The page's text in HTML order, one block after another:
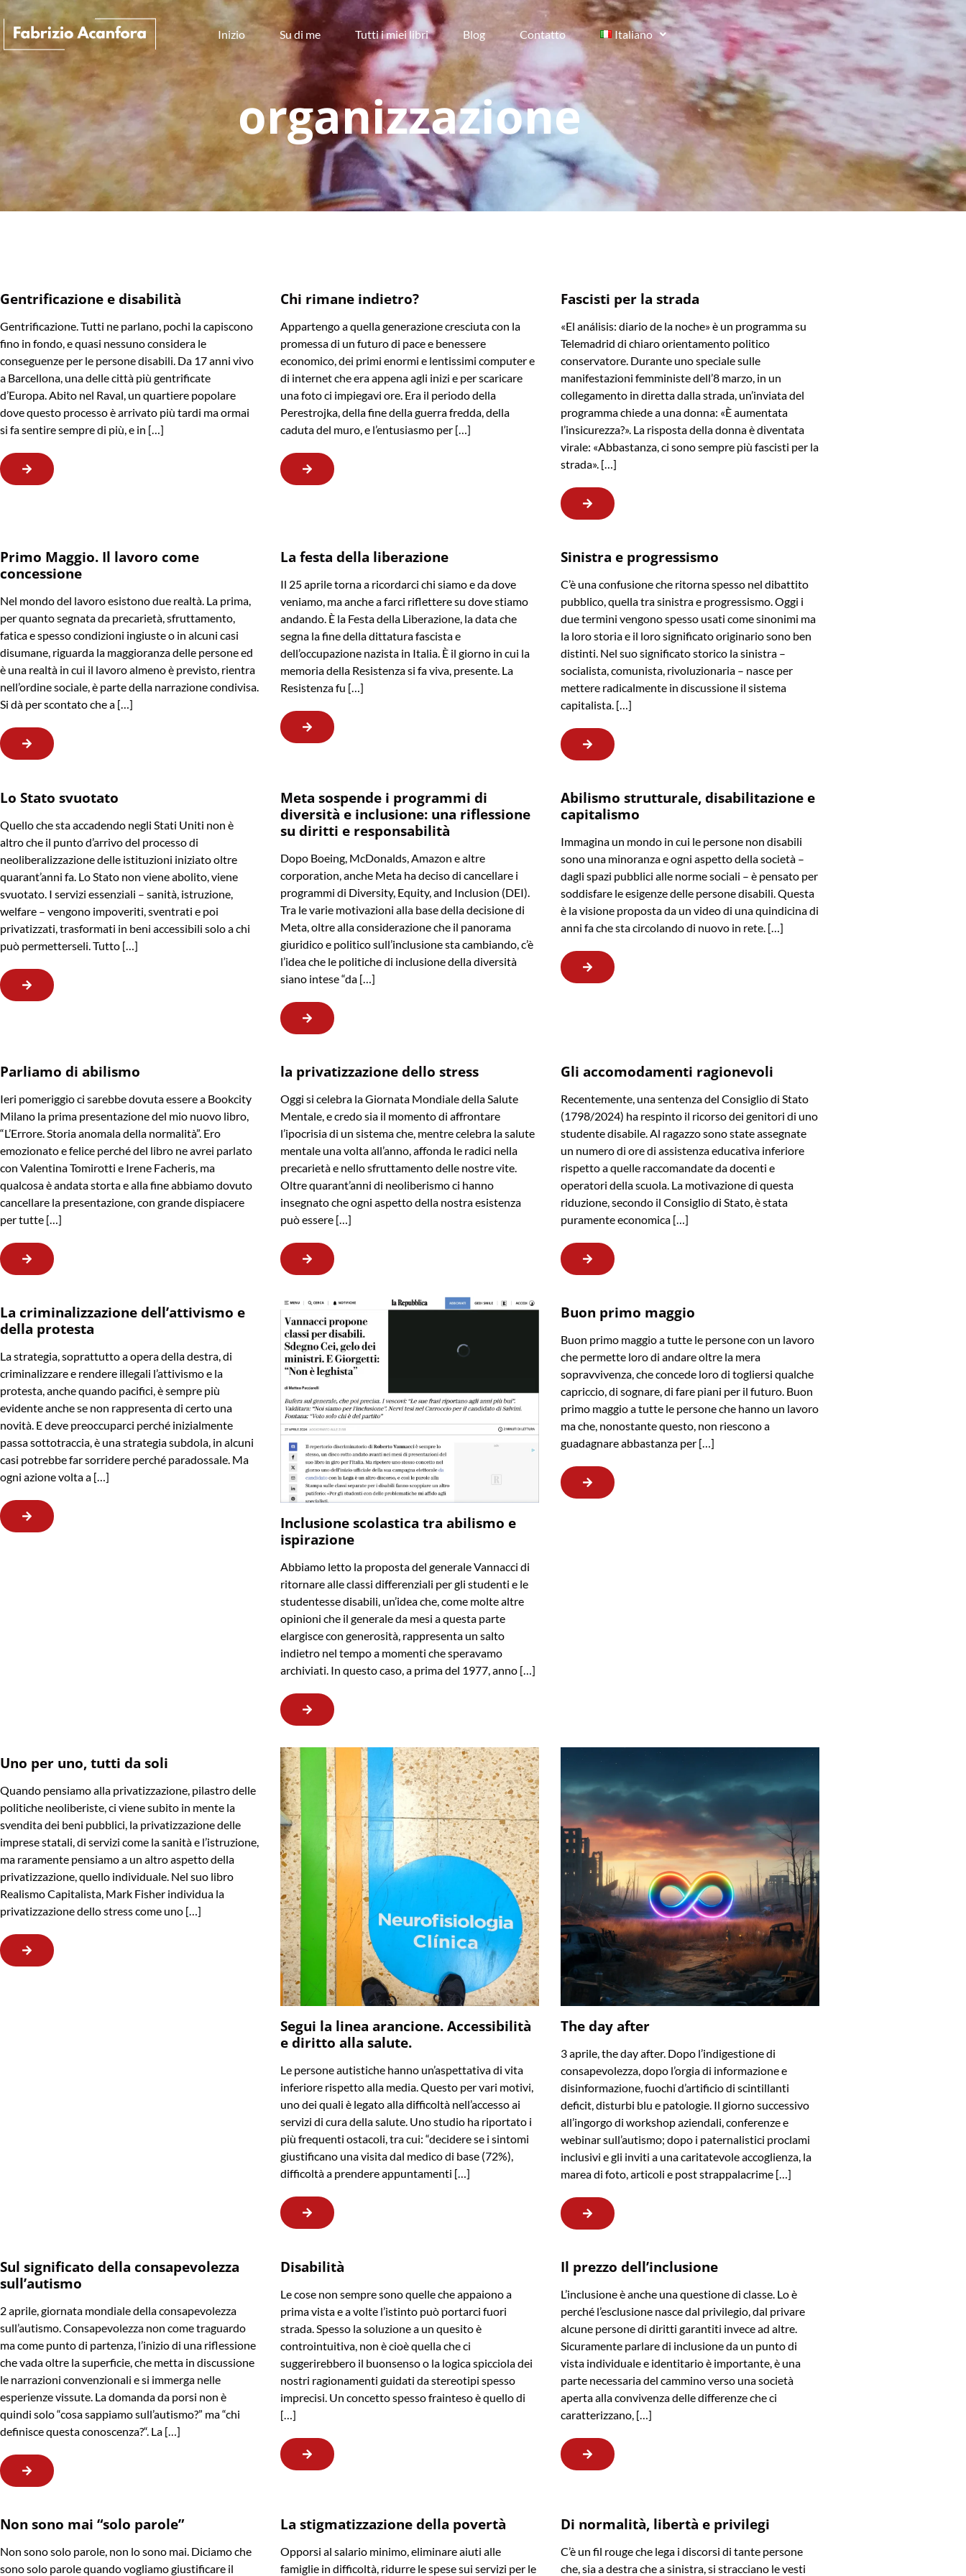
Inizio Su di me Tutti i miei libri Blog Contatto Italiano
organizzazione
Gentrificazione e disabilità
Gentrificazione. Tutti ne parlano, pochi la capiscono
fino in fondo, e quasi nessuno considera le
conseguenze per le persone disabili. Da 17 anni vivo
a Barcellona, una delle città più gentrificate
d’Europa. Abito nel Raval, un quartiere popolare
dove questo processo è arrivato più tardi ma ormai
si fa sentire sempre di più, e in […]
Chi rimane indietro?
Appartengo a quella generazione cresciuta con la
promessa di un futuro di pace e benessere
economico, dei primi enormi e lentissimi computer e
di internet che era appena agli inizi e per scaricare
una foto ci impiegavi ore. Era il periodo della
Perestrojka, della fine della guerra fredda, della
caduta del muro, e l’entusiasmo per […]
Fascisti per la strada
«El análisis: diario de la noche» è un programma su
Telemadrid di chiaro orientamento politico
conservatore. Durante uno speciale sulle
manifestazioni femministe dell’8 marzo, in un
collegamento in diretta dalla strada, un’inviata del
programma chiede a una donna: «È aumentata
l’insicurezza?». La risposta della donna è diventata
virale: «Abbastanza, ci sono sempre più fascisti per la
strada». […]
Primo Maggio. Il lavoro come
concessione
Nel mondo del lavoro esistono due realtà. La prima,
per quanto segnata da precarietà, sfruttamento,
fatica e spesso condizioni ingiuste o in alcuni casi
disumane, riguarda la maggioranza delle persone ed
è una realtà in cui il lavoro almeno è previsto, rientra
nell’ordine sociale, è parte della narrazione condivisa.
Si dà per scontato che a […]
La festa della liberazione
Il 25 aprile torna a ricordarci chi siamo e da dove
veniamo, ma anche a farci riflettere su dove stiamo
andando. È la Festa della Liberazione, la data che
segna la fine della dittatura fascista e
dell’occupazione nazista in Italia. È il giorno in cui la
memoria della Resistenza si fa viva, presente. La
Resistenza fu […]
Sinistra e progressismo
C’è una confusione che ritorna spesso nel dibattito
pubblico, quella tra sinistra e progressismo. Oggi i
due termini vengono spesso usati come sinonimi ma
la loro storia e il loro significato originario sono ben
distinti. Nel suo significato storico la sinistra –
socialista, comunista, rivoluzionaria – nasce per
mettere radicalmente in discussione il sistema
capitalista. […]
Lo Stato svuotato
Quello che sta accadendo negli Stati Uniti non è
altro che il punto d’arrivo del processo di
neoliberalizzazione delle istituzioni iniziato oltre
quarant’anni fa. Lo Stato non viene abolito, viene
svuotato. I servizi essenziali – sanità, istruzione,
welfare – vengono impoveriti, sventrati e poi
privatizzati, trasformati in beni accessibili solo a chi
può permetterseli. Tutto […]
Meta sospende i programmi di
diversità e inclusione: una riflessione
su diritti e responsabilità
Dopo Boeing, McDonalds, Amazon e altre
corporation, anche Meta ha deciso di cancellare i
programmi di Diversity, Equity, and Inclusion (DEI).
Tra le varie motivazioni alla base della decisione di
Meta, oltre alla considerazione che il panorama
giuridico e politico sull’inclusione sta cambiando, c’è
l’idea che le politiche di inclusione della diversità
siano intese “da […]
Abilismo strutturale, disabilitazione e
capitalismo
Immagina un mondo in cui le persone non disabili
sono una minoranza e ogni aspetto della società –
dagli spazi pubblici alle norme sociali – è pensato per
soddisfare le esigenze delle persone disabili. Questa
è la visione proposta da un video di una quindicina di
anni fa che sta circolando di nuovo in rete. […]
Parliamo di abilismo
Ieri pomeriggio ci sarebbe dovuta essere a Bookcity
Milano la prima presentazione del mio nuovo libro,
“L’Errore. Storia anomala della normalità”. Ero
emozionato e felice perché del libro ne avrei parlato
con Valentina Tomirotti e Irene Facheris, ma
qualcosa è andata storta e alla fine abbiamo dovuto
cancellare la presentazione, con grande dispiacere
per tutte […]
la privatizzazione dello stress
Oggi si celebra la Giornata Mondiale della Salute
Mentale, e credo sia il momento di affrontare
l’ipocrisia di un sistema che, mentre celebra la salute
mentale una volta all’anno, affonda le radici nella
precarietà e nello sfruttamento delle nostre vite.
Oltre quarant’anni di neoliberismo ci hanno
insegnato che ogni aspetto della nostra esistenza
può essere […]
Gli accomodamenti ragionevoli
Recentemente, una sentenza del Consiglio di Stato
(1798/2024) ha respinto il ricorso dei genitori di uno
studente disabile. Al ragazzo sono state assegnate
un numero di ore di assistenza educativa inferiore
rispetto a quelle raccomandate da docenti e
operatori della scuola. La motivazione di questa
riduzione, secondo il Consiglio di Stato, è stata
puramente economica […]
La criminalizzazione dell’attivismo e
della protesta
La strategia, soprattutto a opera della destra, di
criminalizzare e rendere illegali l’attivismo e la
protesta, anche quando pacifici, è sempre più
evidente anche se non rappresenta di certo una
novità. E deve preoccuparci perché inizialmente
passa sottotraccia, è una strategia subdola, in alcuni
casi potrebbe far sorridere perché paradossale. Ma
ogni azione volta a […]
Inclusione scolastica tra abilismo e
ispirazione
Abbiamo letto la proposta del generale Vannacci di
ritornare alle classi differenziali per gli studenti e le
studentesse disabili, un’idea che, come molte altre
opinioni che il generale da mesi a questa parte
elargisce con generosità, rappresenta un salto
indietro nel tempo a momenti che speravamo
archiviati. In questo caso, a prima del 1977, anno […]
Buon primo maggio
Buon primo maggio a tutte le persone con un lavoro
che permette loro di andare oltre la mera
sopravvivenza, che concede loro di togliersi qualche
capriccio, di sognare, di fare piani per il futuro. Buon
primo maggio a tutte le persone che hanno un lavoro
ma che, nonostante questo, non riescono a
guadagnare abbastanza per […]
Uno per uno, tutti da soli
Quando pensiamo alla privatizzazione, pilastro delle
politiche neoliberiste, ci viene subito in mente la
svendita dei beni pubblici, la privatizzazione delle
imprese statali, di servizi come la sanità e l’istruzione,
ma raramente pensiamo a un altro aspetto della
privatizzazione, quello individuale. Nel suo libro
Realismo Capitalista, Mark Fisher individua la
privatizzazione dello stress come uno […]
Segui la linea arancione. Accessibilità
e diritto alla salute.
Le persone autistiche hanno un’aspettativa di vita
inferiore rispetto alla media. Questo per vari motivi,
uno dei quali è legato alla difficoltà nell’accesso ai
servizi di cura della salute. Uno studio ha riportato i
più frequenti ostacoli, tra cui: “decidere se i sintomi
giustificano una visita dal medico di base (72%),
difficoltà a prendere appuntamenti […]
The day after
3 aprile, the day after. Dopo l’indigestione di
consapevolezza, dopo l’orgia di informazione e
disinformazione, fuochi d’artificio di scintillanti
deficit, disturbi blu e patologie. Il giorno successivo
all’ingorgo di workshop aziendali, conferenze e
webinar sull’autismo; dopo i paternalistici proclami
inclusivi e gli inviti a una caritatevole accoglienza, la
marea di foto, articoli e post strappalacrime […]
Sul significato della consapevolezza
sull’autismo
2 aprile, giornata mondiale della consapevolezza
sull’autismo. Consapevolezza non come traguardo
ma come punto di partenza, l’inizio di una riflessione
che vada oltre la superficie, che metta in discussione
le narrazioni convenzionali e si immerga nelle
esperienze vissute. La domanda da porsi non è
quindi solo “cosa sappiamo sull’autismo?” ma “chi
definisce questa conoscenza?“. La […]
Disabilità
Le cose non sempre sono quelle che appaiono a
prima vista e a volte l’istinto può portarci fuori
strada. Spesso la soluzione a un quesito è
controintuitiva, non è cioè quella che ci
suggerirebbero il buonsenso o la logica spicciola dei
nostri ragionamenti guidati da stereotipi spesso
imprecisi. Un concetto spesso frainteso è quello di
[…]
Il prezzo dell’inclusione
L’inclusione è anche una questione di classe. Lo è
perché l’esclusione nasce dal privilegio, dal privare
alcune persone di diritti garantiti invece ad altre.
Sicuramente parlare di inclusione da un punto di
vista individuale e identitario è importante, è una
parte necessaria del cammino verso una società
aperta alla convivenza delle differenze che ci
caratterizzano, […]
Non sono mai “solo parole”
Non sono solo parole, non lo sono mai. Diciamo che
sono solo parole quando vogliamo giustificare il
La stigmatizzazione della povertà
Opporsi al salario minimo, eliminare aiuti alle
famiglie in difficoltà, ridurre le spese sui servizi per le
Di normalità, libertà e privilegi
C’è un fil rouge che lega i discorsi di tante persone
che, sia a destra che a sinistra, si stracciano le vesti